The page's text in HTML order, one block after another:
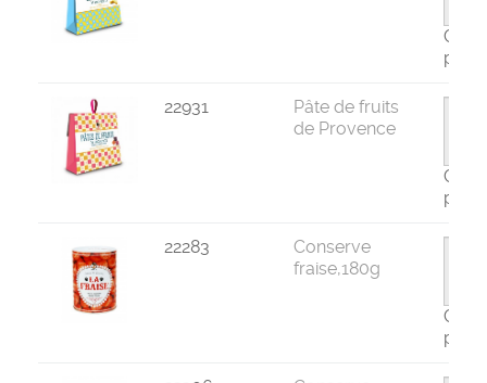
par
22931
Pâte de fruits
de Provence
par
22283
Conserve
fraise,180g
par 8